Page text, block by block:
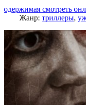
одержимая смотреть
Жанр: триллеры,